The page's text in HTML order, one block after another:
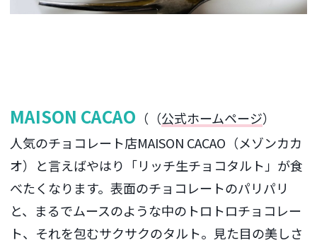
MAISON CACAO （（公式ホームページ）
人気のチョコレート店MAISON CACAO（メゾンカカ
オ）と言えばやはり「リッチ生チョコタルト」が食
べたくなります。表面のチョコレートのパリパリ
と、まるでムースのような中のトロトロチョコレー
ト、それを包むサクサクのタルト。見た目の美しさ